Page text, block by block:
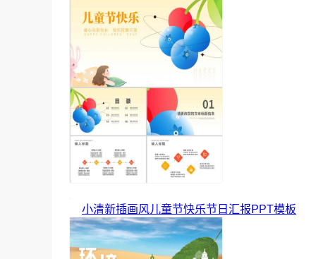
小清新插画风儿童节快乐节日汇报PPT模板